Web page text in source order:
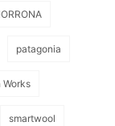
patagonia
smartwool